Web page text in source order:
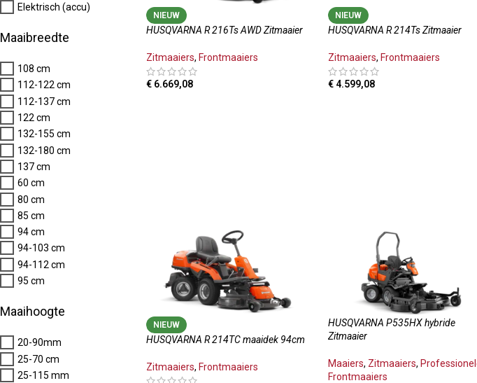
Elektrisch (accu)
Maaibreedte
108 cm
112-122 cm
112-137 cm
122 cm
132-155 cm
132-180 cm
137 cm
60 cm
80 cm
85 cm
94 cm
94-103 cm
94-112 cm
95 cm
Maaihoogte
20-90mm
25-70 cm
25-115 mm
NIEUW
HUSQVARNA R 216Ts AWD Zitmaaier
Zitmaaiers, Frontmaaiers
€6.669,08
NIEUW
HUSQVARNA R 214Ts Zitmaaier
Zitmaaiers, Frontmaaiers
€ 4.599,08
NIEUW
HUSQVARNA R 214TC maaidek 94cm
Zitmaaiers, Frontmaaiers
HUSQVARNA P535HX hybride
Zitmaaier
Maaiers, Zitmaaiers,
Frontmaaiers